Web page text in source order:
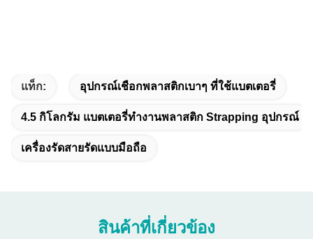
แท็ก: อุปกรณ์เชือกพลาสติกเบาๆ ที่ใช้แบตเตอรี่
4.5 กิโลกรัม แบตเตอรี่ทํางานพลาสติก Strapping อุปกรณ์
เครื่องรัดสายรัดแบบมือถือ
สินค้าที่เกี่ยวข้อง